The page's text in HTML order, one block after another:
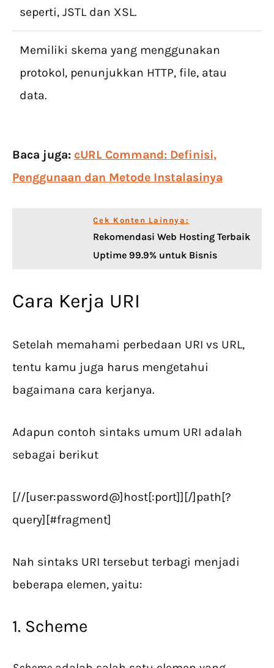
seperti, JSTL dan XSL.
Memiliki skema yang menggunakan
protokol, penunjukkan HTTP, file, atau
data.
Baca juga: cURL Command: Definisi,
Penggunaan dan Metode Instalasinya
Cek Konten Lainnya:
Rekomendasi Web Hosting Terbaik
Uptime 99.9% untuk Bisnis
Cara Kerja URI
Setelah memahami perbedaan URI vs URL,
tentu kamu juga harus mengetahui
bagaimana cara kerjanya.
Adapun contoh sintaks umum URI adalah
sebagai berikut
[//[user:password@]host[:port]][/]path[?
query][#fragment]
Nah sintaks URI tersebut terbagi menjadi
beberapa elemen, yaitu:
1. Scheme